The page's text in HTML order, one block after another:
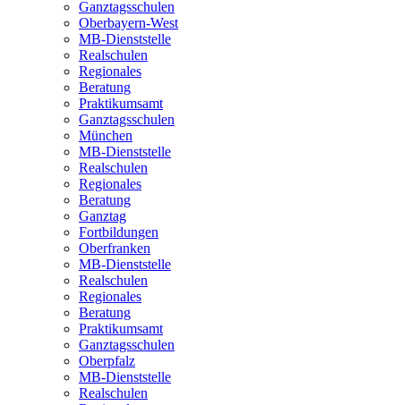
Ganztagsschulen
Oberbayern-West
MB-Dienststelle
Realschulen
Regionales
Beratung
Praktikumsamt
Ganztagsschulen
München
MB-Dienststelle
Realschulen
Regionales
Beratung
Ganztag
Fortbildungen
Oberfranken
MB-Dienststelle
Realschulen
Regionales
Beratung
Praktikumsamt
Ganztagsschulen
Oberpfalz
MB-Dienststelle
Realschulen